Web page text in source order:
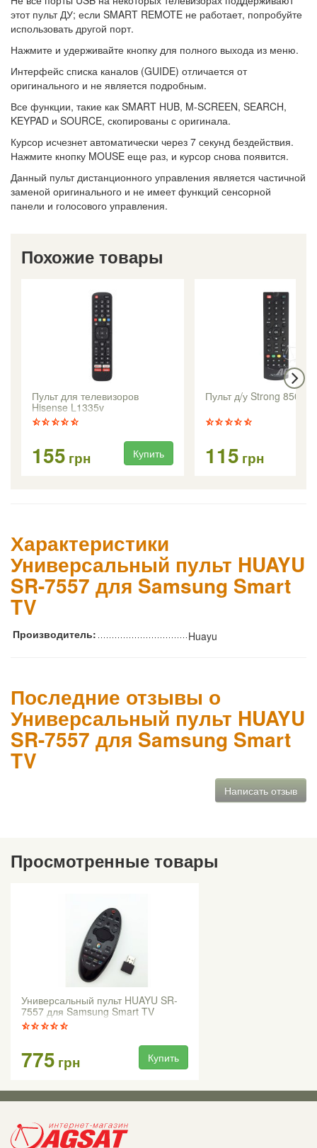
этот пульт ДУ; если SMART REMOTE не работает, попробуйте
использовать другой порт.
Нажмите и удерживайте кнопку для полного выхода из меню.
Интерфейс списка каналов (GUIDE) отличается от
оригинального и не является подробным.
Все функции, такие как SMART HUB, M-SCREEN, SEARCH,
KEYPAD и SOURCE, скопированы с оригинала.
Курсор исчезнет автоматически через 7 секунд бездействия.
Нажмите кнопку MOUSE еще раз, и курсор снова появится.
Данный пульт дистанционного управления является частичной
заменой оригинального и не имеетфункций сенсорной
панели и голосового управления.
Похожие товары
Пульт для телевизоров
Hisense L1335v
155 грн Купить
Пульт д/у Strong 8500
115 грн
Характеристики
Универсальный пульт HUAYU
SR-7557 для Samsung Smart
TV
Производитель: Huayu
Последние отзывы о
Универсальный пульт HUAYU
SR-7557 для Samsung Smart
TV
Написать отзыв
Просмотренные товары
Универсальный пульт HUAYU SR-
7557 для Samsung Smart TV
775 грн Купить